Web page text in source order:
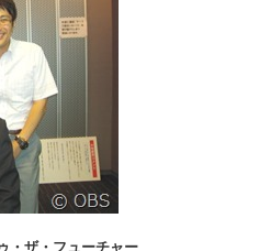
・ザ・フューチャー